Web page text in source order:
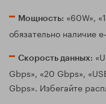
Мощность: «60W»,
обязательно наличие
Скорость данных:
Gbps», «20 Gbps»,
Gbps». Избегайте